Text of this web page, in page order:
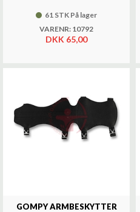
61 STK På lager
VARENR: 10792
DKK 65,00
GOMPY ARMBESKYTTER